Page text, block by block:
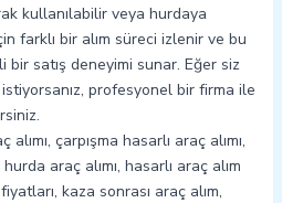
kullanılabilir veya hurdaya
farklı bir alım süreci izlenir ve bu
satış deneyimi sunar. Eğer siz
istiyorsanız, profesyonel bir firma ile
çarpışma hasarlı araç alımı,
araç alımı, hasarlı araç alım
kaza sonrası araç alım,